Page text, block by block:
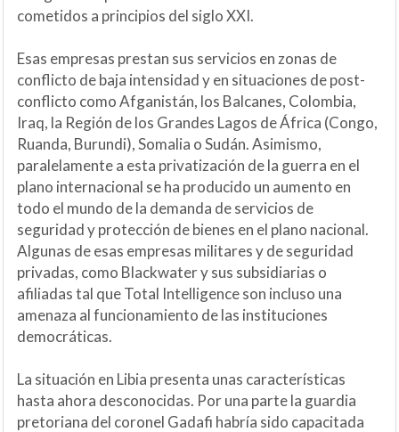
cometidos a principios del siglo XXI.
Esas empresas prestan sus servicios en zonas de
conflicto de baja intensidad y en situaciones de post-
conflicto como Afganistán, los Balcanes, Colombia,
Iraq, la Región de los Grandes Lagos de África (Congo,
Ruanda, Burundi), Somalia o Sudán. Asimismo,
paralelamente a esta privatización de la guerra en el
plano internacional se ha producido un aumento en
todo el mundo de la demanda de servicios de
seguridad y protección de bienes en el plano nacional.
Algunas de esas empresas militares y de seguridad
privadas, como Blackwater y sus subsidiarias o
afiliadas tal que Total Intelligence son incluso una
amenaza al funcionamiento de las instituciones
democráticas.
La situación en Libia presenta unas características
hasta ahora desconocidas. Por una parte la guardia
pretoriana del coronel Gadafi habría sido capacitada